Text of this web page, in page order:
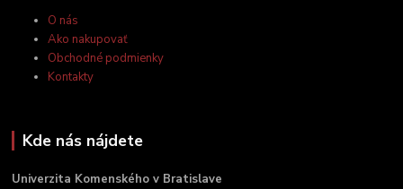
O nás
Ako nakupovať
Obchodné podmienky
Kontakty
Kde nás nájdete
Univerzita Komenského v Bratislave